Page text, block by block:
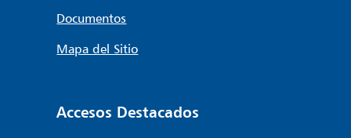
Documentos
Mapa del Sitio
Accesos Destacados